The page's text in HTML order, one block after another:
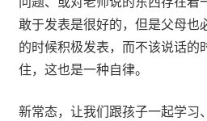
敢于发表是很好的，但是父母也
的时候积极发表，而不该说话的
住，这也是一种自律。
新常态，让我们跟孩子一起学习